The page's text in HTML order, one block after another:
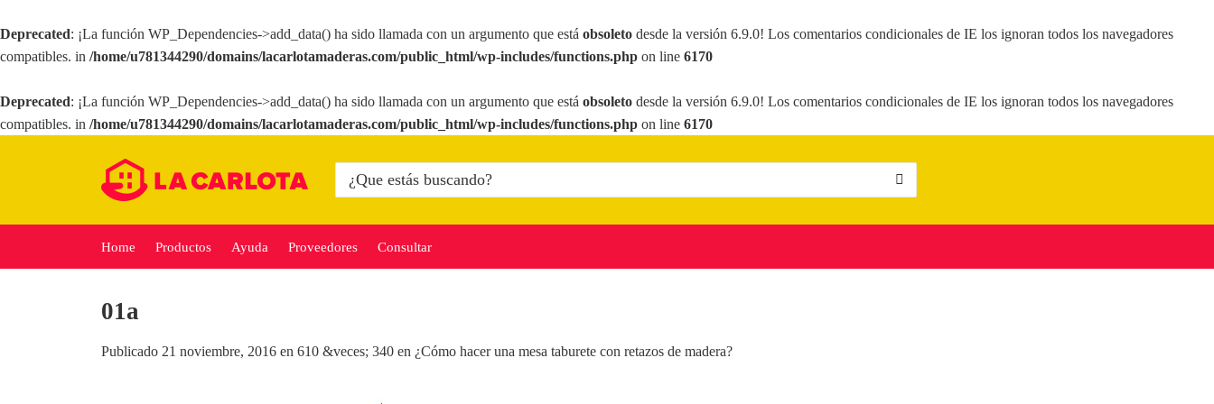
Deprecated: ¡La función WP_Dependencies->add_data() ha sido llamada con un argumento que está obsoleto desde la versión 6.9.0! Los comentarios condicionales de IE los ignoran todos los navegadores
compatibles. in /home/u781344290/domains/lacarlotamaderas.com/public_html/wp-includes/functions.php on line 6170
Deprecated: ¡La función WP_Dependencies->add_data() ha sido llamada con un argumento que está obsoleto desde la versión 6.9.0! Los comentarios condicionales de IE los ignoran todos los navegadores
compatibles. in /home/u781344290/domains/lacarlotamaderas.com/public_html/wp-includes/functions.php on line 6170
por:
Home Productos Ayuda Proveedores Consultar
01a
Publicado 21 noviembre, 2016 en 610 &veces; 340 en ¿Cómo hacer una mesa taburete con retazos de madera?